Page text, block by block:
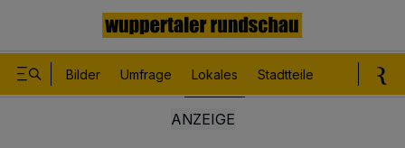
Bilder Umfrage Lokales Stadtteile